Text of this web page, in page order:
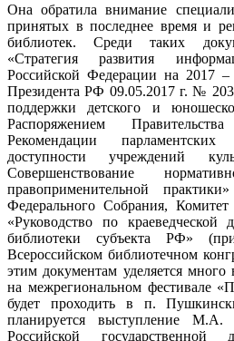
Она обратила внимание
принятых в последнее время и
библиотек. Среди таких
«Стратегия развития
Российской Федерации на 2017
Президента РФ 09.05.2017 г. №
поддержки детского и
Распоряжением
Рекомендации
доступности учреждений
Совершенствование
правоприменительной
Федерального Собрания, Комитет
«Руководство по краеведческой
библиотеки субъекта РФ»
Всероссийском библиотечном
этим документам уделяется
на межрегиональном фестивале
будет проходить в п.
планируется выступление М.А.
Российской